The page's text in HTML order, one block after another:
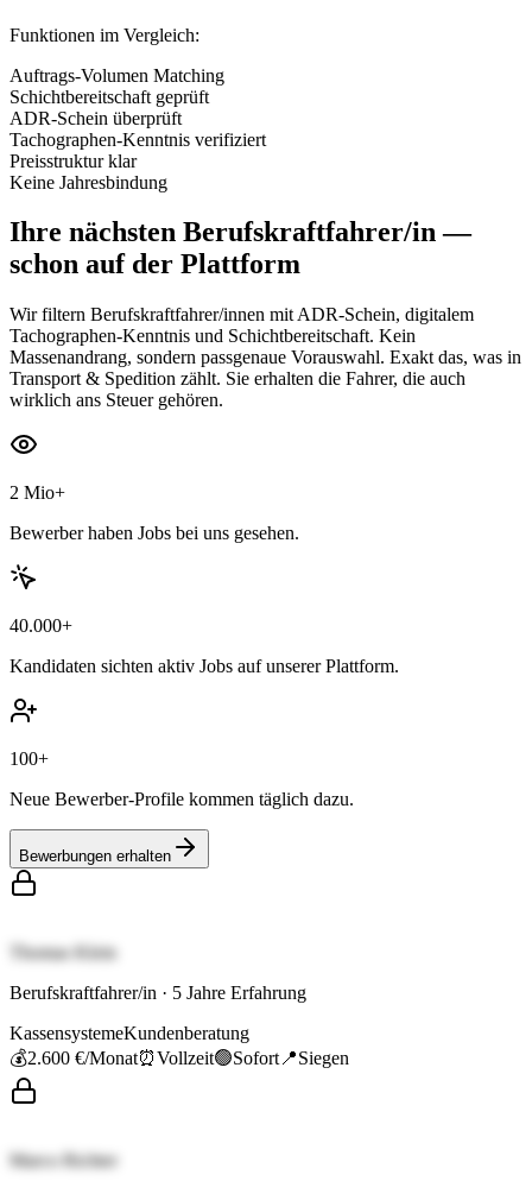
Funktionen im Vergleich:
Auftrags-Volumen Matching
Schichtbereitschaft geprüft
ADR-Schein überprüft
Tachographen-Kenntnis verifiziert
Preisstruktur klar
Keine Jahresbindung
Ihre nächsten Berufskraftfahrer/in—
schon auf der Plattform
Wir filtern Berufskraftfahrer/innen mit ADR-Schein, digitalem
Tachographen-Kenntnis und Schichtbereitschaft. Kein
Massenandrang, sondern passgenaue Vorauswahl. Exakt das, was in
Transport & Spedition zählt. Sie erhalten die Fahrer, die auch
wirklich ans Steuer gehören.
2 Mio+
Bewerber haben Jobs bei uns gesehen.
40.000+
Kandidaten sichten aktiv Jobs auf unserer Plattform.
100+
Neue Bewerber-Profile kommen täglich dazu.
Bewerbungen erhalten
Thomas Klein
Berufskraftfahrer/in · 5 Jahre Erfahrung
KassensystemeKundenberatung
💰2.600 €/Monat⏰Vollzeit🟢Sofort 📍Siegen
Marco Richter